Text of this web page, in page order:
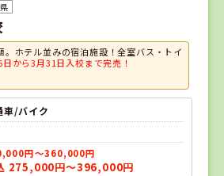
。ホテル並みの宿泊施設！全室バス・トイ
日から3月31日入校まで完売！
車/バイク
円～360,000円
275,000円～396,000円